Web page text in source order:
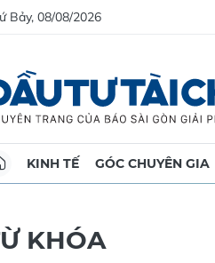
Bảy, 08/08/2026
KINH TẾ GÓC CHUYÊN GIA
KHÓA